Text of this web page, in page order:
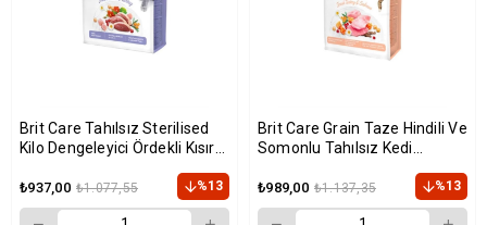
Brit Care Tahılsız Sterilised
Kilo Dengeleyici Ördekli Kısır
₺937,00 ₺1.077,55 %13
Brit Care Grain Taze Hindili Ve
Somonlu Tahılsız Kedi
₺989,00 ₺1.137,35 %13